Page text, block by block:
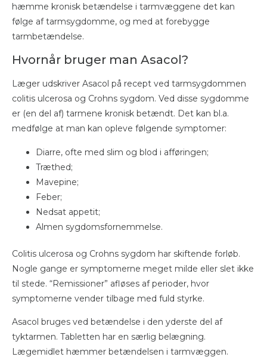
hæmme kronisk betændelse i tarmvæggene det kan
følge af tarmsygdomme, og med at forebygge
tarmbetændelse.
Hvornår bruger man Asacol?
Læger udskriver Asacol på recept ved tarmsygdommen
colitis ulcerosa og Crohns sygdom. Ved disse sygdomme
er (en del af) tarmene kronisk betændt. Det kan bl.a.
medfølge at man kan opleve følgende symptomer:
Diarre, ofte med slim og blod i afføringen;
Træthed;
Mavepine;
Feber;
Nedsat appetit;
Almen sygdomsfornemmelse.
Colitis ulcerosa og Crohns sygdom har skiftende forløb.
Nogle gange er symptomerne meget milde eller slet ikke
til stede. “Remissioner” afløses af perioder, hvor
symptomerne vender tilbage med fuld styrke.
Asacol bruges ved betændelse i den yderste del af
tyktarmen. Tabletten har en særlig belægning.
Lægemidlet hæmmer betændelsen i tarmvæggen.